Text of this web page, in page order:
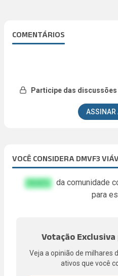
COMENTÁRIOS
Participe das discussões
ASSINAR
VOCÊ CONSIDERA DMVF3
da comunidade
para
Votação
Veja a opinião de milhares
ativos que você